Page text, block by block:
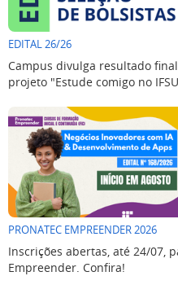
EDITAL 26/26
Campus divulga resultado
projeto "Estude comigo no
PRONATEC EMPREENDER 2026
Inscrições abertas, até 24/07,
Empreender. Confira!